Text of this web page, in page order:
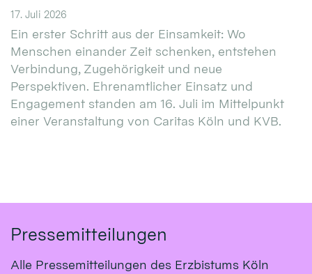
17. Juli 2026
Ein erster Schritt aus der Einsamkeit: Wo
Menschen einander Zeit schenken, entstehen
Verbindung, Zugehörigkeit und neue
Perspektiven. Ehrenamtlicher Einsatz und
Engagement standen am 16. Juli im Mittelpunkt
einer Veranstaltung von Caritas Köln und KVB.
Pressemitteilungen
Alle Pressemitteilungen des Erzbistums Köln